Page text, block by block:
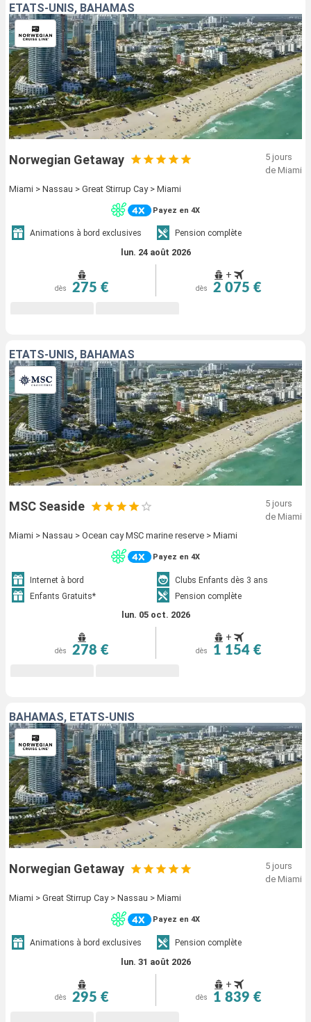
ÉTATS-UNIS, BAHAMAS
Norwegian Getaway
5 jours
de Miami
Miami > Nassau > Great Stirrup Cay > Miami
Payez en 4X
Animations à bord exclusives Pension complète
lun. 24 août 2026
dès 275 €
+
dès 2 075 €
ÉTATS-UNIS, BAHAMAS
MSC Seaside
5 jours
de Miami
Miami > Nassau > Ocean cay MSC marine reserve > Miami
Payez en 4X
Internet à bord
Clubs Enfants dès 3 ans
Enfants Gratuits*
Pension complète
lun. 05 oct. 2026
dès 278 €
+
dès 1 154 €
BAHAMAS, ÉTATS-UNIS
Norwegian Getaway
5 jours
de Miami
Miami > Great Stirrup Cay > Nassau > Miami
Payez en 4X
Animations à bord exclusives Pension complète
lun. 31 août 2026
dès 295 €
+
dès 1 839 €